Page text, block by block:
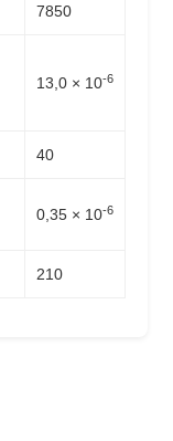
7850
13,0 × 10-6
40
0,35 × 10-6
210